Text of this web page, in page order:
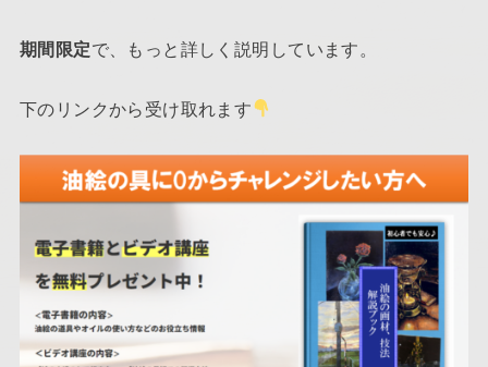
期間限定で、もっと詳しく説明しています。
下のリンクから受け取れます